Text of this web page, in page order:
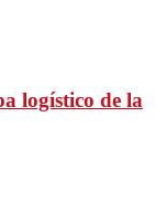
logístico de la